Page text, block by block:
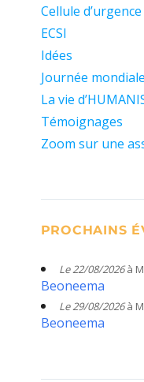
Cellule
ECSI
Idées
Journée mondiale
La vie
Témoignages
Zoom sur une
PROCHAINS
Le 22/08/2026à
Beoneema
Le 29/08/2026à
Beoneema